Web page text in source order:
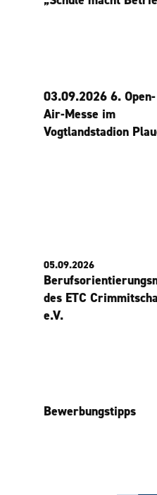
03.09.2026 6. Open-
Air-Messe im
Vogtlandstadion
05.09.2026
des ETC
e.V.
Bewerbungstipps